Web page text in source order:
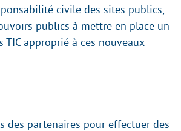
civile des sites publics,
publics à mettre en place un
TIC approprié à ces nouveaux
des partenaires pour effectuer des